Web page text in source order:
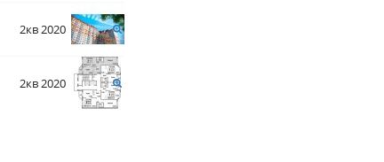
2кв 2020
2кв 2020